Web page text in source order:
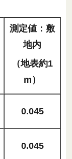
測定値：敷
地内
（地表約1
m）
0.045
0.045